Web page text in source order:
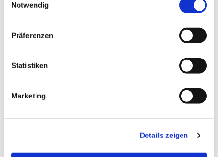
Notwendig
Präferenzen
Statistiken
Marketing
Details zeigen